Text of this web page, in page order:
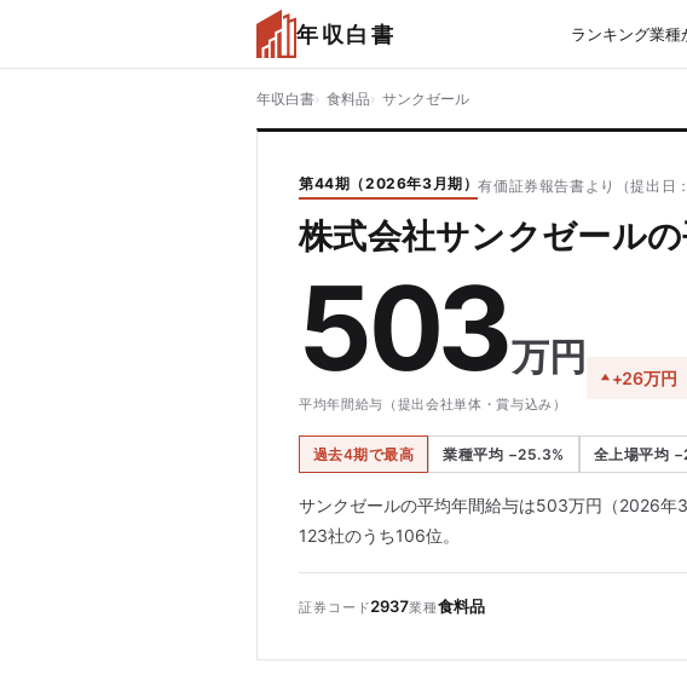
年収白書 ランキング業種
年収白書 食料品 サンクゼール
第44期（2026年3月期）有価証券報告書より（提出日
株式会社サンクゼール
503万円
平均年間給与（提出会社単体・賞与込み）
+26万円
過去4期で最高 業種平均 −25.3% 全上場平均
サンクゼールの平均年間給与は503万円（2026年
123社のうち106位。
証券コード2937業種食料品